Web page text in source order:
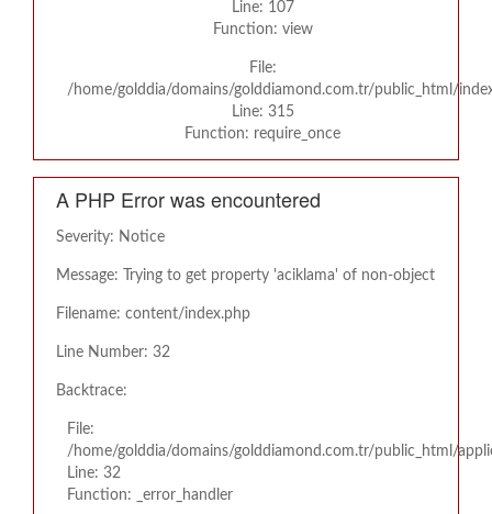
Line: 107
Function: view
File:
/home/golddia/domains/golddiamond.com.tr/public_html/
Line: 315
Function: require_once
A PHP Error was encountered
Severity: Notice
Message: Trying to get property 'aciklama' of non-object
Filename: content/index.php
Line Number: 32
Backtrace:
File:
/home/golddia/domains/golddiamond.com.tr/public_html/
Line: 32
Function: _error_handler